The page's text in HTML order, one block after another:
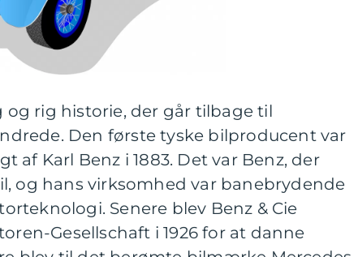
rig historie, der går tilbage til
Den første tyske bilproducent var
af Karl Benz i 1883. Det var Benz, der
og hans virksomhed var banebrydende
Senere blev Benz & Cie
Gesellschaft i 1926 for at danne